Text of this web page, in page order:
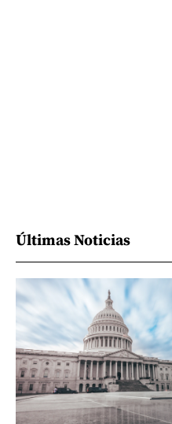
Últimas Noticias